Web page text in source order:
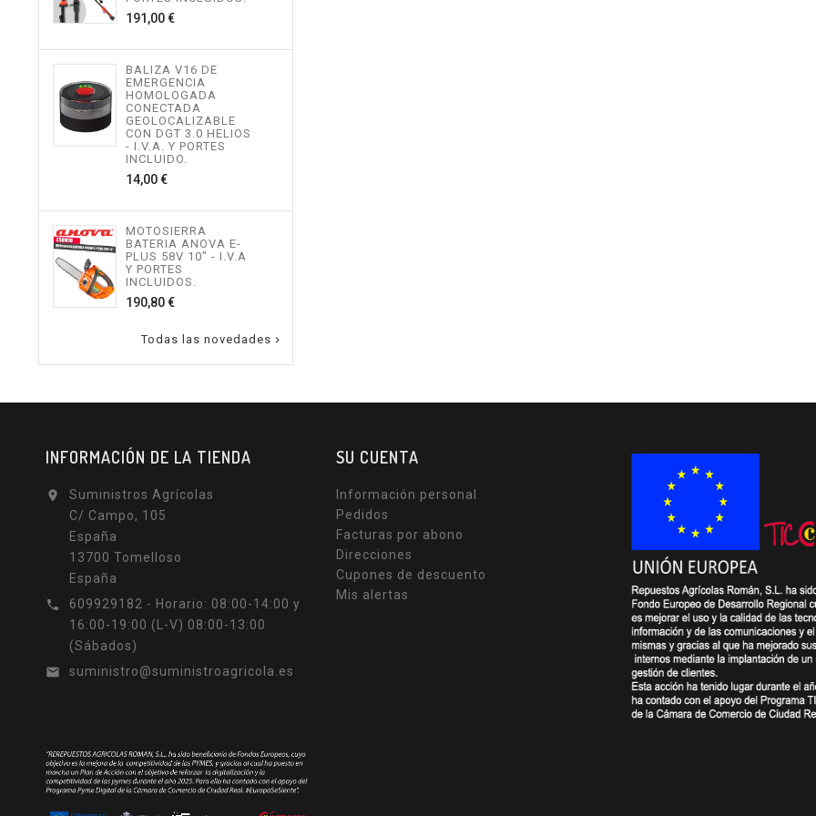
191,00 €Precio
BALIZA V16 DE
EMERGENCIA
HOMOLOGADA
CONECTADA
GEOLOCALIZABLE
CON DGT 3.0 HELIOS
- I.V.A. Y PORTES
INCLUIDO.
14,00 €Precio
MOTOSIERRA
BATERIA ANOVA E-
PLUS 58V 10" - I.V.A
Y PORTES
INCLUIDOS.
190,80 €Precio
Todas las novedades 
INFORMACIÓN DE LA TIENDA

Suministros Agrícolas
C/ Campo, 105
España
13700 Tomelloso
España

609929182 - Horario: 08:00-14:00 y
16:00-19:00 (L-V) 08:00-13:00
(Sábados)

suministro@suministroagricola.es
SU CUENTA
Información personal
Pedidos
Facturas por abono
Direcciones
Cupones de descuento
Mis alertas